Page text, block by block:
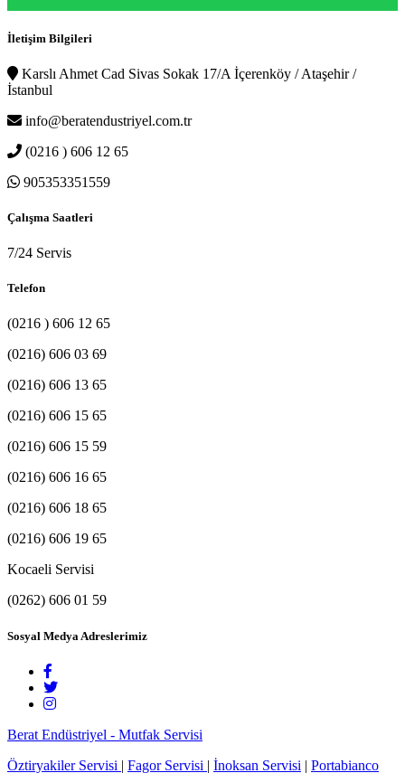
İletişim Bilgileri
Karslı Ahmet Cad Sivas Sokak 17/A İçerenköy / Ataşehir /
İstanbul
info@beratendustriyel.com.tr
(0216 ) 606 12 65
905353351559
Çalışma Saatleri
7/24 Servis
Telefon
(0216 ) 606 12 65
(0216) 606 03 69
(0216) 606 13 65
(0216) 606 15 65
(0216) 606 15 59
(0216) 606 16 65
(0216) 606 18 65
(0216) 606 19 65
Kocaeli Servisi
(0262) 606 01 59
Sosyal Medya Adreslerimiz
Berat Endüstriyel - Mutfak Servisi
Öztiryakiler Servisi | Fagor Servisi | İnoksan Servisi | Portabianco